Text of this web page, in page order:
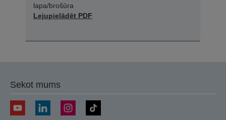
lapa/brošūra
Lejupielādēt PDF
Sekot mums